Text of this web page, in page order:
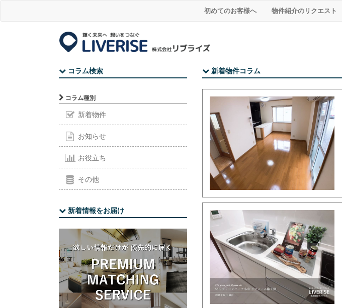
初めてのお客様へ 物件紹介のリクエスト
コラム検索
コラム種別
新着物件
お知らせ
お役立ち
その他
新着情報をお届け
新着物件コラム